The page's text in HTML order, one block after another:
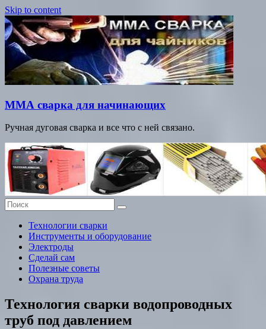
Skip to content
ММА сварка для начинающих
Ручная дуговая сварка и все что с ней связано.
Технологии сварки
Инструменты и оборудование
Электроды
Сделай сам
Полезные советы
Охрана труда
Технология сварки водопроводных
труб под давлением